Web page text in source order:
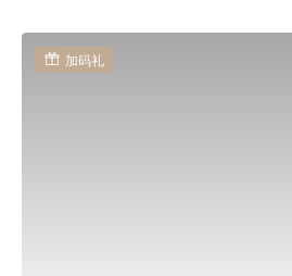
加码礼